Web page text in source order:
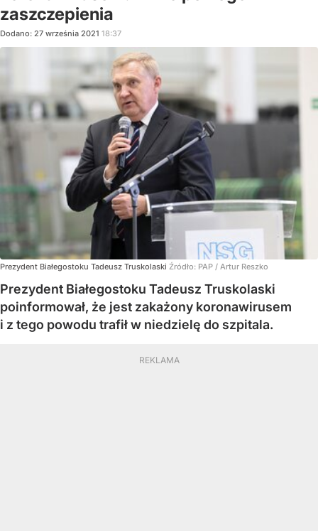
zaszczepienia
Dodano: 27 września 2021 18:37
Prezydent Białegostoku Tadeusz Truskolaski Źródło: PAP / Artur Reszko
Prezydent Białegostoku Tadeusz Truskolaski
poinformował, że jest zakażony koronawirusem
i z tego powodu trafił w niedzielę do szpitala.